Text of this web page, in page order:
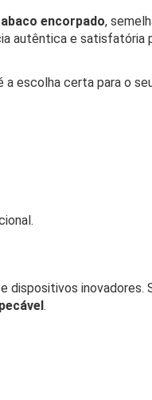
encorpado,
autêntica e satisfatória
a escolha certa para o
dispositivos inovadores.
.